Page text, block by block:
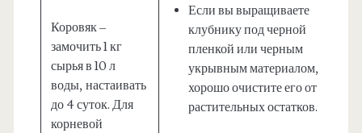
Коровяк –
замочить 1 кг
сырья в 10 л
воды, настаивать
до 4 суток. Для
корневой
Если вы выращиваете
клубнику под черной
пленкой или черным
укрывным материалом,
хорошо очистите его от
растительных остатков.